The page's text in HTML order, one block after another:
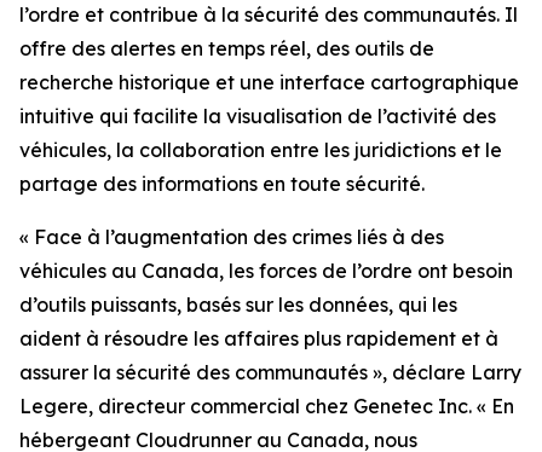
l’ordre et contribue à la sécurité des communautés. Il
offre des alertes en temps réel, des outils de
recherche historique et une interface cartographique
intuitive qui facilite la visualisation de l’activité des
véhicules, la collaboration entre les juridictions et le
partage des informations en toute sécurité.
« Face à l’augmentation des crimes liés à des
véhicules au Canada, les forces de l’ordre ont besoin
d’outils puissants, basés sur les données, qui les
aident à résoudre les affaires plus rapidement et à
assurer la sécurité des communautés », déclare Larry
Legere, directeur commercial chez Genetec Inc. « En
hébergeant Cloudrunner au Canada, nous